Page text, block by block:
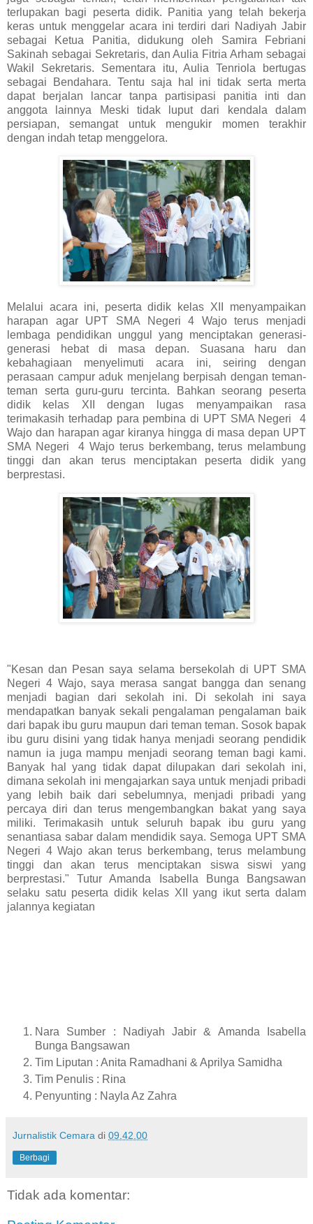
terlupakan bagi peserta didik. Panitia yang telah bekerja
keras untuk menggelar acara ini terdiri dari Nadiyah Jabir
sebagai Ketua Panitia, didukung oleh Samira Febriani
Sakinah sebagai Sekretaris, dan Aulia Fitria Arham sebagai
Wakil Sekretaris. Sementara itu, Aulia Tenriola bertugas
sebagai Bendahara. Tentu saja hal ini tidak serta merta
dapat berjalan lancar tanpa partisipasi panitia inti dan
anggota lainnya Meski tidak luput dari kendala dalam
persiapan, semangat untuk mengukir momen terakhir
dengan indah tetap menggelora.
Melalui acara ini, peserta didik kelas XII menyampaikan
harapan agar UPT SMA Negeri 4 Wajo terus menjadi
lembaga pendidikan unggul yang menciptakan generasi-
generasi hebat di masa depan. Suasana haru dan
kebahagiaan menyelimuti acara ini, seiring dengan
perasaan campur aduk menjelang berpisah dengan teman-
teman serta guru-guru tercinta. Bahkan seorang peserta
didik kelas XII dengan lugas menyampaikan rasa
terimakasih terhadap para pembina di UPT SMA Negeri 4
Wajo dan harapan agar kiranya hingga di masa depan UPT
SMA Negeri 4 Wajo terus berkembang, terus melambung
tinggi dan akan terus menciptakan peserta didik yang
berprestasi.
"Kesan dan Pesan saya selama bersekolah di UPT SMA
Negeri 4 Wajo, saya merasa sangat bangga dan senang
menjadi bagian dari sekolah ini. Di sekolah ini saya
mendapatkan banyak sekali pengalaman pengalaman baik
dari bapak ibu guru maupun dari teman teman. Sosok bapak
ibu guru disini yang tidak hanya menjadi seorang pendidik
namun ia juga mampu menjadi seorang teman bagi kami.
Banyak hal yang tidak dapat dilupakan dari sekolah ini,
dimana sekolah ini mengajarkan saya untuk menjadi pribadi
yang lebih baik dari sebelumnya, menjadi pribadi yang
percaya diri dan terus mengembangkan bakat yang saya
miliki. Terimakasih untuk seluruh bapak ibu guru yang
senantiasa sabar dalam mendidik saya. Semoga UPT SMA
Negeri 4 Wajo akan terus berkembang, terus melambung
tinggi dan akan terus menciptakan siswa siswi yang
berprestasi." Tutur Amanda Isabella Bunga Bangsawan
selaku satu peserta didik kelas XII yang ikut serta dalam
jalannya kegiatan
Nara Sumber : Nadiyah Jabir & Amanda Isabella
Bunga Bangsawan
Tim Liputan : Anita Ramadhani & Aprilya Samidha
Tim Penulis : Rina
Penyunting : Nayla Az Zahra
Jurnalistik Cemara di 09.42.00
Berbagi
Tidak ada komentar: